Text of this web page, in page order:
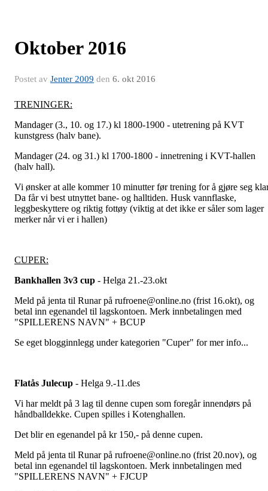
Oktober 2016
Postet av Jenter 2009 den 6. okt 2016
TRENINGER:
Mandager (3., 10. og 17.) kl 1800-1900 - utetrening på KVT
kunstgress (halv bane).
Mandager (24. og 31.) kl 1700-1800 - innetrening i KVT-hallen
(halv hall).
Vi ønsker at alle kommer 10 minutter før trening for å gjøre seg
Da får vi best utnyttet bane- og halltiden. Husk vannflaske,
leggbeskyttere og riktig fottøy (viktig at det ikke er såler som lager
merker når vi er i hallen)
CUPER:
Bankhallen 3v3 cup - Helga 21.-23.okt
Meld på jenta til Runar på rufroene@online.no (frist 16.okt), og
betal inn egenandel til lagskontoen. Merk innbetalingen med
"SPILLERENS NAVN" + BCUP
Se eget blogginnlegg under kategorien "Cuper" for mer info...
Flatås Julecup - Helga 9.-11.des
Vi har meldt på 3 lag til denne cupen som foregår innendørs på
håndballdekke. Cupen spilles i Kotenghallen.
Det blir en egenandel på kr 150,- på denne cupen.
Meld på jenta til Runar på rufroene@online.no (frist 20.nov), og
betal inn egenandel til lagskontoen. Merk innbetalingen med
"SPILLERENS NAVN" + FJCUP